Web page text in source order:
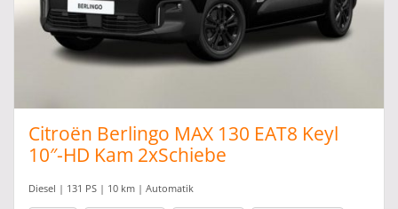
Citroën Berlingo MAX 130 EAT8 Keyl
10″-HD Kam 2xSchiebe
Diesel | 131 PS | 10 km | Automatik